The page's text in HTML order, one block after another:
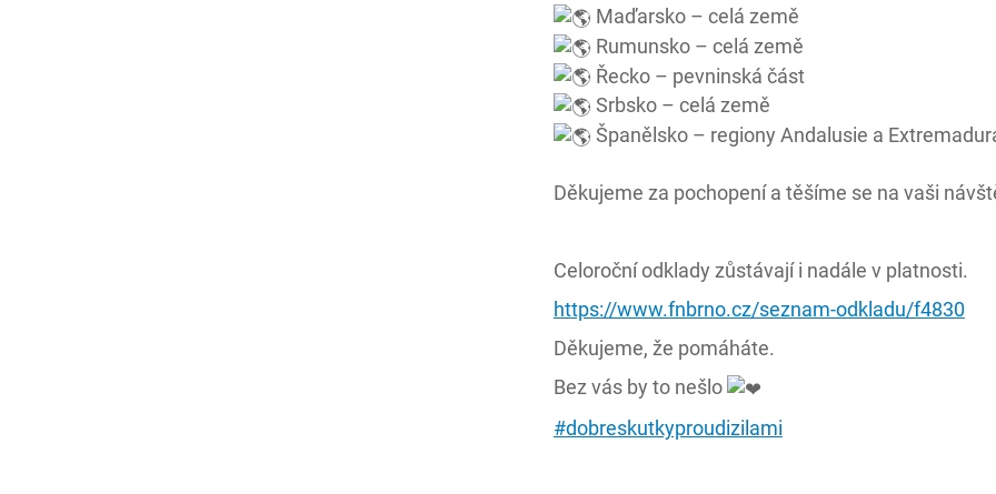
Maďarsko – celá země
Rumunsko – celá země
Řecko – pevninská část
Srbsko – celá země
Španělsko – regiony Andalusie a
Děkujeme za pochopení a těšíme se na vaši
Celoroční odklady zůstávají i nadále v platnosti.
https://www.fnbrno.cz/seznam-odkladu/f4830
Děkujeme, že pomáháte.
Bez vás by to nešlo
#dobreskutkyproudizilami